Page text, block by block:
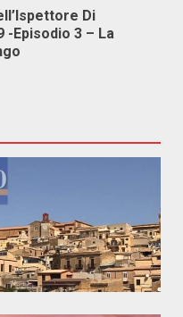
Di
-Episodio 3 – La